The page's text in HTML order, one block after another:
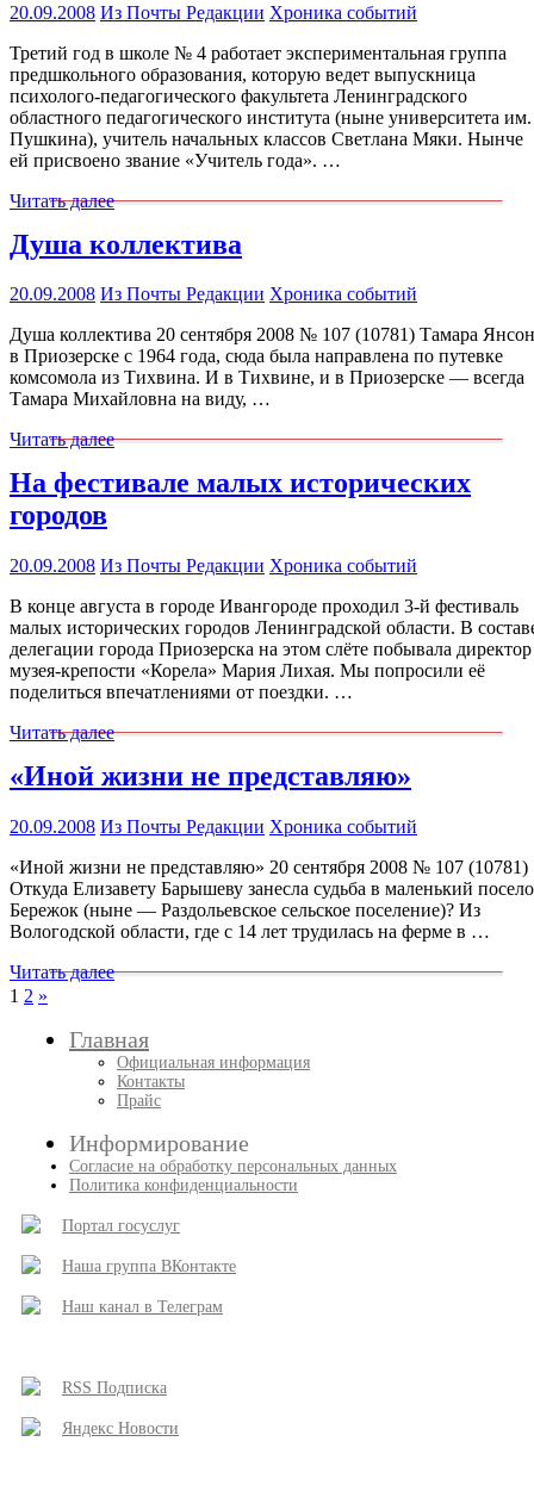
20.09.2008 Из Почты Редакции Хроника событий
Третий год в школе № 4 работает экспериментальная группа
предшкольного образования, которую ведет выпускница
психолого-педагогического факультета Ленинградского
областного педагогического института (ныне университета им.
Пушкина), учитель начальных классов Светлана Мяки. Нынче
ей присвоено звание «Учитель года». …
Читать далее
Душа коллектива
20.09.2008 Из Почты Редакции Хроника событий
Душа коллектива 20 сентября 2008 № 107 (10781) Тамара Янсон
в Приозерске с 1964 года, сюда была направлена по путевке
комсомола из Тихвина. И в Тихвине, и в Приозерске — всегда
Тамара Михайловна на виду, …
Читать далее
На фестивале малых исторических
городов
20.09.2008 Из Почты Редакции Хроника событий
В конце августа в городе Ивангороде проходил 3-й фестиваль
малых исторических городов Ленинградской области. В
делегации города Приозерска на этом слёте побывала директор
музея-крепости «Корела» Мария Лихая. Мы попросили её
поделиться впечатлениями от поездки. …
Читать далее
«Иной жизни не представляю»
20.09.2008 Из Почты Редакции Хроника событий
«Иной жизни не представляю» 20 сентября 2008 № 107 (10781)
Откуда Елизавету Барышеву занесла судьба в маленький
Бережок (ныне — Раздольевское сельское поселение)? Из
Вологодской области, где с 14 лет трудилась на ферме в …
Читать далее
Пагинация
записей
1 2 След.
»
Главная
Официальная информация
Контакты
Прайс
Информирование
Согласие на обработку персональных данных
Политика конфиденциальности
Портал госуслуг
Наша группа ВКонтакте
Наш канал в Телеграм
RSS Подписка
Яндекс Новости